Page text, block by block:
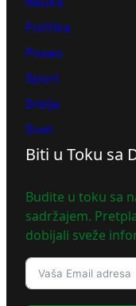
Politika
Posao
Sport
Srbija
Svet
Biti u Toku sa
Budite u toku sa
sadržajem.
dobijali sveže